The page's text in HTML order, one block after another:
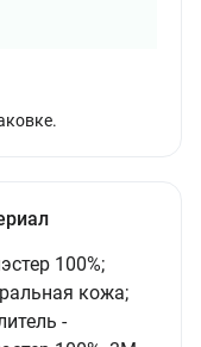
100%;
кожа;
-